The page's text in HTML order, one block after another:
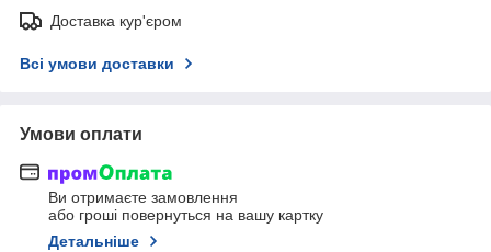
Доставка кур'єром
Всі умови доставки
Умови оплати
Ви отримаєте замовлення
або гроші повернуться на вашу картку
Детальніше